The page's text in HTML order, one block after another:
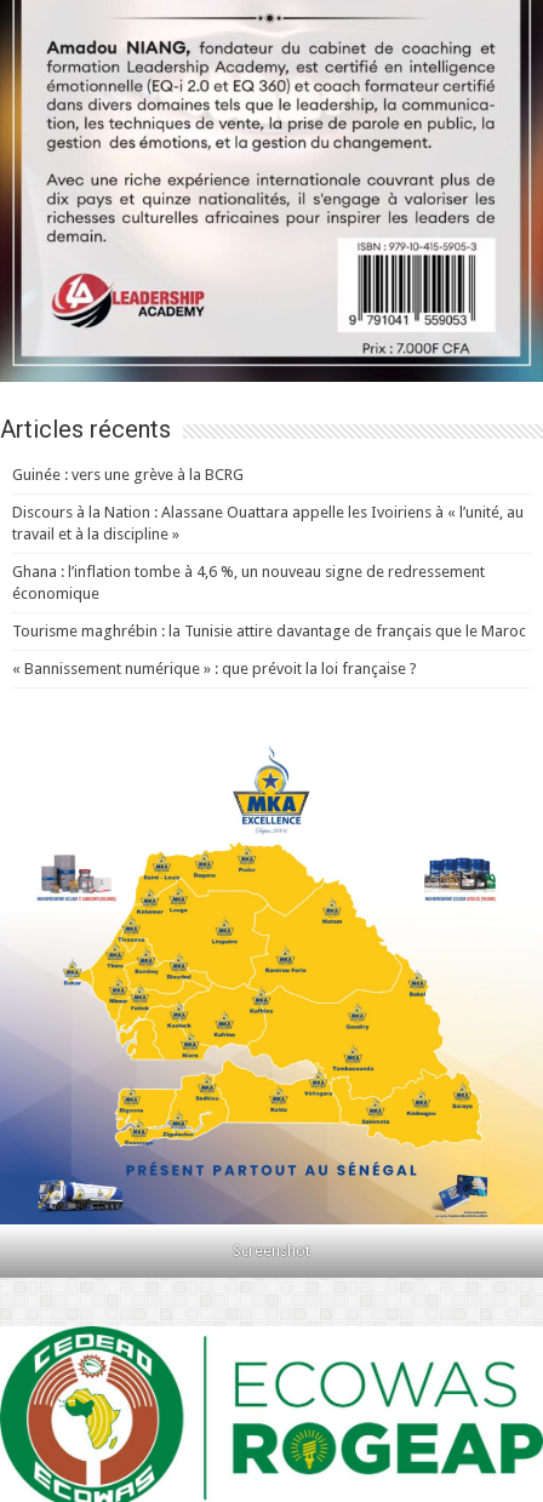
Articles récents
Guinée : vers une grève à la BCRG
Discours à la Nation : Alassane Ouattara appelle les Ivoiriens à « l’unité, au
travail et à la discipline »
Ghana : l’inflation tombe à 4,6 %, un nouveau signe de redressement
économique
Tourisme maghrébin : la Tunisie attire davantage de français que le Maroc
« Bannissement numérique » : que prévoit la loi française ?
Screenshot